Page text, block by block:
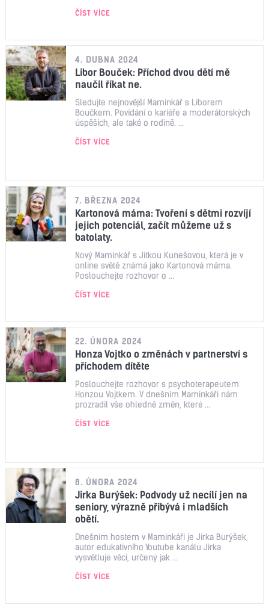
ČÍST VÍCE
4. DUBNA 2024
Libor Bouček: Příchod dvou dětí mě
naučil říkat ne.
Sledujte nejnovější Maminkář s Liborem
Boučkem. Povídání o kariéře a moderátorských
úspěších, ale také o rodině. ...
ČÍST VÍCE
7. BŘEZNA 2024
Kartonová máma: Tvoření s dětmi rozvíjí
jejich potenciál, začít můžeme už s
batolaty.
Nový Maminkář s Jitkou Kunešovou, která je v
online světě známá jako Kartonová máma.
Poslouchejte rozhovor o ...
ČÍST VÍCE
22. ÚNORA 2024
Honza Vojtko o změnách v partnerství s
příchodem dítěte
Poslouchejte rozhovor s psychoterapeutem
Honzou Vojtkem. V dnešním Maminkáři nám
prozradil vše ohledně změn, které ...
ČÍST VÍCE
8. ÚNORA 2024
Jirka Burýšek: Podvody už necílí jen na
seniory, výrazně přibývá i mladších
obětí.
Dnešním hostem v Maminkáři je Jirka Burýšek,
autor edukativního Youtube kanálu Jirka
vysvětluje věci, určený jak ...
ČÍST VÍCE